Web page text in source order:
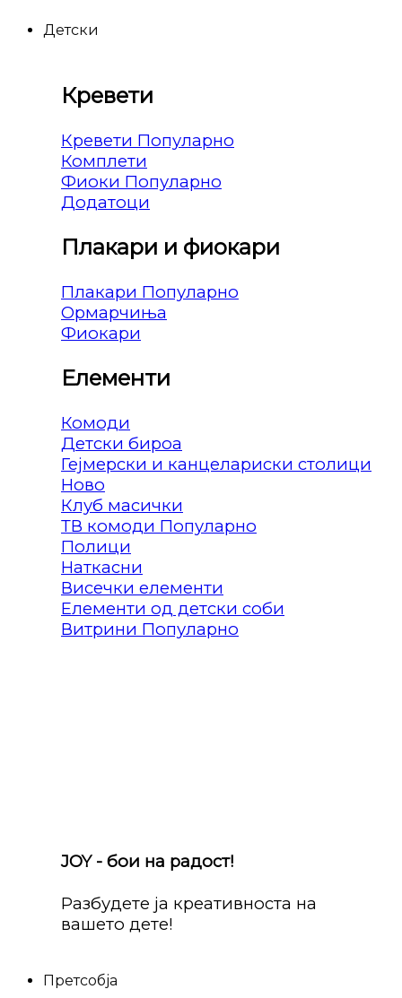
Детски
Кревети
Кревети
Комплети
Фиоки
Додатоци
Плакари и фиокари
Плакари
Ормарчиња
Фиокари
Елементи
Комоди
Детски бироа
Гејмерски и канцелариски столици
Клуб масички
ТВ комоди
Полици
Наткасни
Висечки елементи
Елементи од детски соби
Витрини
JOY - бои на радост!
Разбудете ја креативноста на
вашето дете!
Претсобја